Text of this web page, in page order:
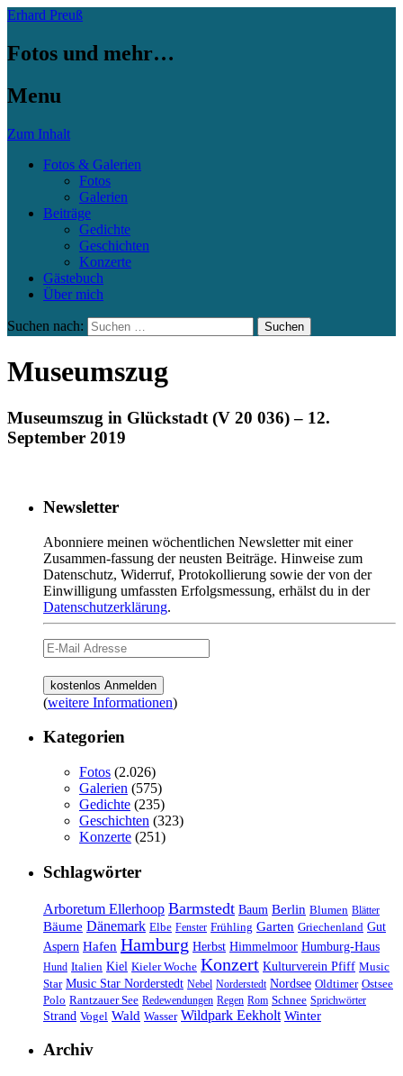
Erhard Preuß
Fotos und mehr…
Menu
Zum Inhalt
Fotos & Galerien
Fotos
Galerien
Beiträge
Gedichte
Geschichten
Konzerte
Gästebuch
Über mich
Suchen nach:
Museumszug
Museumszug in Glückstadt (V 20 036) – 12.
September 2019
Newsletter
Abonniere meinen wöchentlichen Newsletter mit einer
Zusammen-fassung der neusten Beiträge. Hinweise zum
Datenschutz, Widerruf, Protokollierung sowie der von der
Einwilligung umfassten Erfolgsmessung, erhälst du in der
Datenschutzerklärung.
(weitere Informationen)
Kategorien
Fotos (2.026)
Galerien (575)
Gedichte (235)
Geschichten (323)
Konzerte (251)
Schlagwörter
Arboretum Ellerhoop Barmstedt Baum Berlin Blumen Blätter
Bäume Dänemark Elbe Fenster Frühling Garten Griechenland Gut
Aspern Hafen Hamburg Herbst Himmelmoor Humburg-Haus
Hund Italien Kiel Kieler Woche Konzert Kulturverein Pfiff Music
Star Music Star Norderstedt Nebel Norderstedt Nordsee Oldtimer Ostsee
Polo Rantzauer See Redewendungen Regen Rom Schnee Sprichwörter
Strand Vogel Wald Wasser Wildpark Eekholt Winter
Archiv